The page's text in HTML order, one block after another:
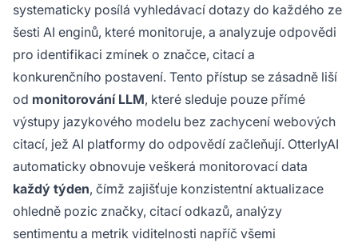
systematicky posílá vyhledávací dotazy do každého ze
šesti AI enginů, které monitoruje, a analyzuje odpovědi
pro identifikaci zmínek o značce, citací a
konkurenčního postavení. Tento přístup se zásadně liší
od monitorování LLM, které sleduje pouze přímé
výstupy jazykového modelu bez zachycení webových
citací, jež AI platformy do odpovědí začleňují. OtterlyAI
automaticky obnovuje veškerá monitorovací data
každý týden, čímž zajišťuje konzistentní aktualizace
ohledně pozic značky, citací odkazů, analýzy
sentimentu a metrik viditelnosti napříč všemi